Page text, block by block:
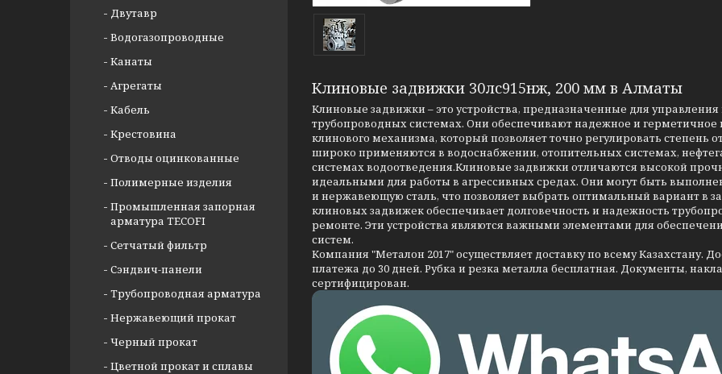
Клиновые задвижки 30лс915нж, 200 мм в Алматы
Клиновые задвижки – это устройства, предназначенные для
трубопроводных системах. Они обеспечивают надежное и герметичное
клинового механизма, который позволяет точно регулировать степень
широко применяются в водоснабжении, отопительных системах,
системах водоотведения.Клиновые задвижки отличаются высокой
идеальными для работы в агрессивных средах. Они могут быть
и нержавеющую сталь, что позволяет выбрать оптимальный вариант в
клиновых задвижек обеспечивает долговечность и надежность
ремонте. Эти устройства являются важными элементами для
систем.
Компания "Металон 2017" осуществляет доставку по всему Казахстану.
платежа до 30 дней. Рубка и резка металла бесплатная. Документы,
сертифицирован.
Двутавр
Водогазопроводные
Канаты
Агрегаты
Кабель
Крестовина
Отводы оцинкованные
Полимерные изделия
Промышленная запорная
арматура TECOFI
Сетчатый фильтр
Сэндвич-панели
Трубопроводная арматура
Нержавеющий прокат
Черный прокат
Цветной прокат и сплавы